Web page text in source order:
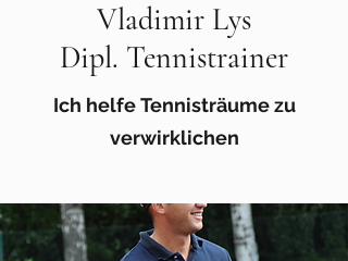
Vladimir Lys
Dipl. Tennistrainer
Ich helfe Tennisträume zu
verwirklichen